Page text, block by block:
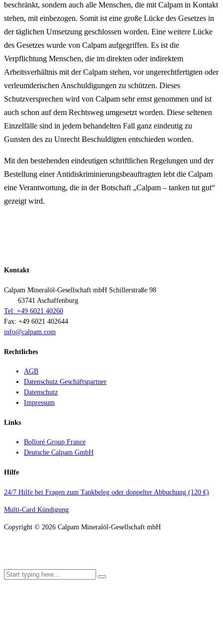
beschränkt, sondern auch alle Menschen, die mit Calpam in Kontakt
stehen, mit einbezogen. Somit ist eine große Lücke des Gesetzes in
der täglichen Umsetzung geschlossen worden. Eine weitere Lücke
des Gesetzes wurde von Calpam aufgegriffen. Es ist die
Verpflichtung Menschen, die im direkten oder indirektem
Arbeitsverhältnis mit der Calpam stehen, vor ungerechtfertigten oder
verleumderischen Anschuldigungen zu schützen. Dieses
Schutzversprechen wird von Calpam sehr ernst genommen und ist
auch schon auf dem Rechtsweg umgesetzt worden. Diese seltenen
Einzelfälle sind in jedem behandelten Fall ganz eindeutig zu
Gunsten des zu Unrecht Beschuldigten entschieden worden.
Mit den bestehenden eindeutigen schriftlichen Regelungen und der
Bestellung einer Antidiskriminierungsbeauftragten lebt die Calpam
eine Verantwortung, die in der Botschaft „Calpam – tanken tut gut“
gezeigt wird.
Kontakt
Calpam Mineralöl-Gesellschaft mbH Schillerstraße 98
63741 Aschaffenburg
Tel: +49 6021 40260
Fax: +49 6021 402644
info@calpam.com
Rechtliches
AGB
Datenschutz Geschäftspartner
Datenschutz
Impressum
Links
Bolloré Group France
Deutsche Calpam GmbH
Hilfe
24/7 Hilfe bei Fragen zum Tankbeleg oder doppelter Abbuchung (120 €)
Multi-Card Kündigung
Copyright © 2026 Calpam Mineralöl-Gesellschaft mbH